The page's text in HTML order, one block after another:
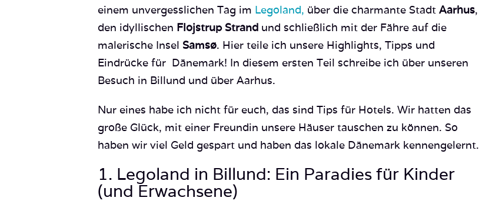
einem unvergesslichen Tag im Legoland, über die charmante Stadt Aarhus,
den idyllischen Flojstrup Strand und schließlich mit der Fähre auf die
malerische Insel Samsø. Hier teile ich unsere Highlights, Tipps und
Eindrücke für Dänemark! In diesem ersten Teil schreibe ich über unseren
Besuch in Billund und über Aarhus.
Nur eines habe ich nicht für euch, das sind Tips für Hotels. Wir hatten das
große Glück, mit einer Freundin unsere Häuser tauschen zu können. So
haben wir viel Geld gespart und haben das lokale Dänemark kennengelernt.
1. Legoland in Billund: Ein Paradies für Kinder
(und Erwachsene)